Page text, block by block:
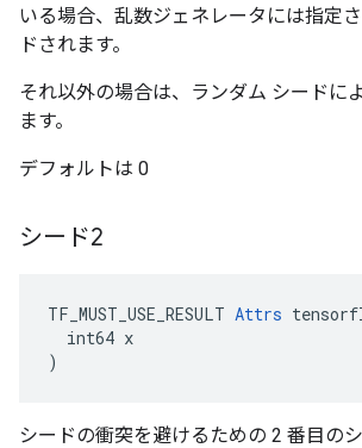
いる場合、乱数ジェネレータには指定
ドされます。
それ以外の場合は、ランダム シードに
ます。
デフォルトは 0
シード2
TF_MUST_USE_RESULT Attrs
  int64 x
)
シードの衝突を避けるための 2 番目のシ